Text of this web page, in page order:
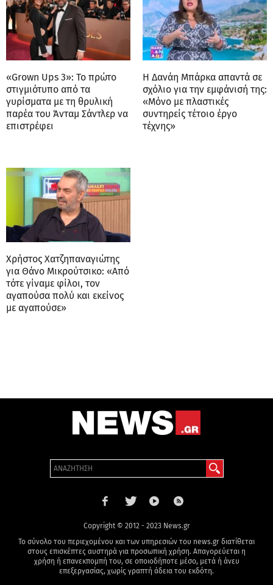
«Grown Ups 3»: Το πρώτο
στιγμιότυπο από τα
γυρίσματα με τη θρυλική
παρέα του Άνταμ Σάντλερ να
επιστρέφει
Η Δανάη Μπάρκα απαντά σε
σχόλιο για την εμφάνισή της:
«Μόνο με πλαστικές
συντηρείς τέτοιο έργο
τέχνης»
Χρήστος Χατζηπαναγιώτης
για Θάνο Μικρούτσικο: «Από
τότε γίναμε φίλοι, τον
αγαπούσα πολύ και εκείνος
με αγαπούσε»
Copyright © 2012 - 2023 News.gr
Το σύνολο του περιεχομένου και των υπηρεσιών του news.gr διατίθεται
στους επισκέπτες αυστηρά για προσωπική χρήση. Απαγορεύεται η
χρήση ή επανεκπομπή του, σε οποιοδήποτε μέσο, μετά ή άνευ
επεξεργασίας, χωρίς γραπτή άδεια του εκδότη.